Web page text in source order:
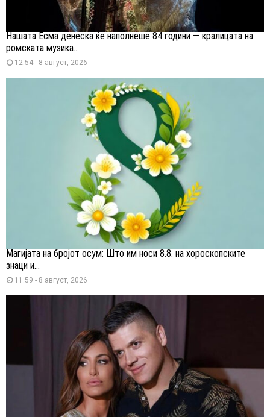
Нашата Есма денеска ќе наполнеше 84 години — кралицата на
ромската музика...
12:54 - 8 август, 2026
Магијата на бројот осум: Што им носи 8.8. на хороскопските
знаци и...
11:59 - 8 август, 2026